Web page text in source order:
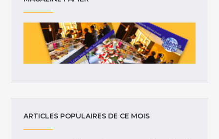
ARTICLES POPULAIRES DE CE MOIS